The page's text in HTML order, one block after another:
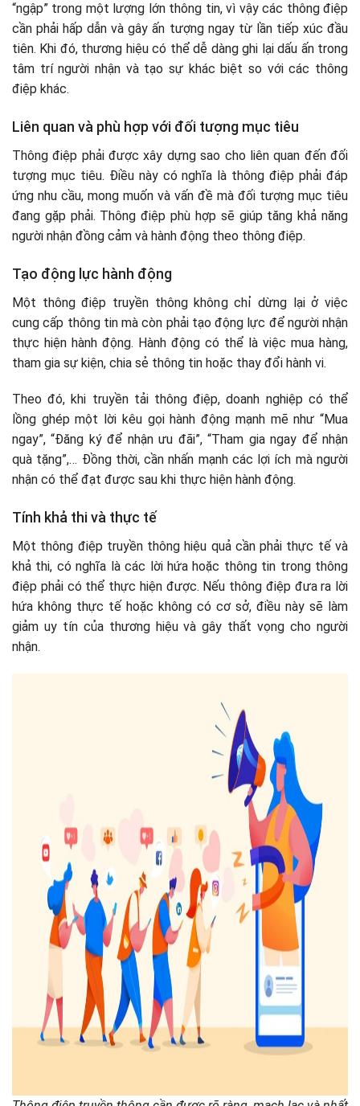
“ngập” trong một lượng lớn thông tin, vì vậy các thông điệp
cần phải hấp dẫn và gây ấn tượng ngay từ lần tiếp xúc đầu
tiên. Khi đó, thương hiệu có thể dễ dàng ghi lại dấu ấn trong
tâm trí người nhận và tạo sự khác biệt so với các thông
điệp khác.
Liên quan và phù hợp với đối tượng mục tiêu
Thông điệp phải được xây dựng sao cho liên quan đến đối
tượng mục tiêu. Điều này có nghĩa là thông điệp phải đáp
ứng nhu cầu, mong muốn và vấn đề mà đối tượng mục tiêu
đang gặp phải. Thông điệp phù hợp sẽ giúp tăng khả năng
người nhận đồng cảm và hành động theo thông điệp.
Tạo động lực hành động
Một thông điệp truyền thông không chỉ dừng lại ở việc
cung cấp thông tin mà còn phải tạo động lực để người nhận
thực hiện hành động. Hành động có thể là việc mua hàng,
tham gia sự kiện, chia sẻ thông tin hoặc thay đổi hành vi.
Theo đó, khi truyền tải thông điệp, doanh nghiệp có thể
lồng ghép một lời kêu gọi hành động mạnh mẽ như “Mua
ngay”, “Đăng ký để nhận ưu đãi”, “Tham gia ngay để nhận
quà tặng”,… Đồng thời, cần nhấn mạnh các lợi ích mà người
nhận có thể đạt được sau khi thực hiện hành động.
Tính khả thi và thực tế
Một thông điệp truyền thông hiệu quả cần phải thực tế và
khả thi, có nghĩa là các lời hứa hoặc thông tin trong thông
điệp phải có thể thực hiện được. Nếu thông điệp đưa ra lời
hứa không thực tế hoặc không có cơ sở, điều này sẽ làm
giảm uy tín của thương hiệu và gây thất vọng cho người
nhận.